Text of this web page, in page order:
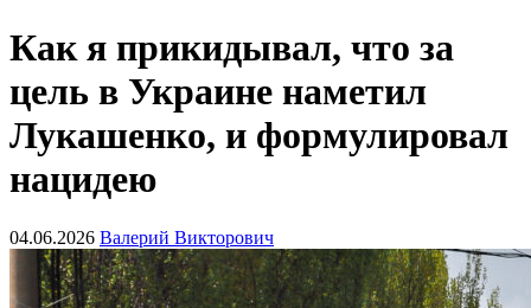
Как я прикидывал, что за
цель в Украине наметил
Лукашенко, и формулировал
нацидею
04.06.2026 Валерий Викторович